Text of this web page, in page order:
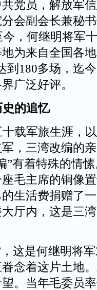
党员，解放军
会副会长兼秘
，何继明将军
为来自全国各
到180多场，迄
广泛好评。
的追忆
载军旅生涯，
，三湾改编的
”有着特殊的情
毛主席的铜像
生活费捐赠了
厅内，这是三
这是何继明将
念着这片土地
。当年毛委员